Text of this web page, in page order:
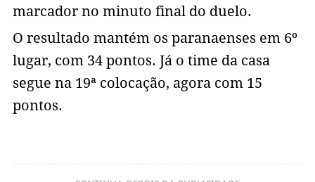
marcador no minuto final do duelo.
O resultado mantém os paranaenses em 6º
lugar, com 34 pontos. Já o time da casa
segue na 19ª colocação, agora com 15
pontos.